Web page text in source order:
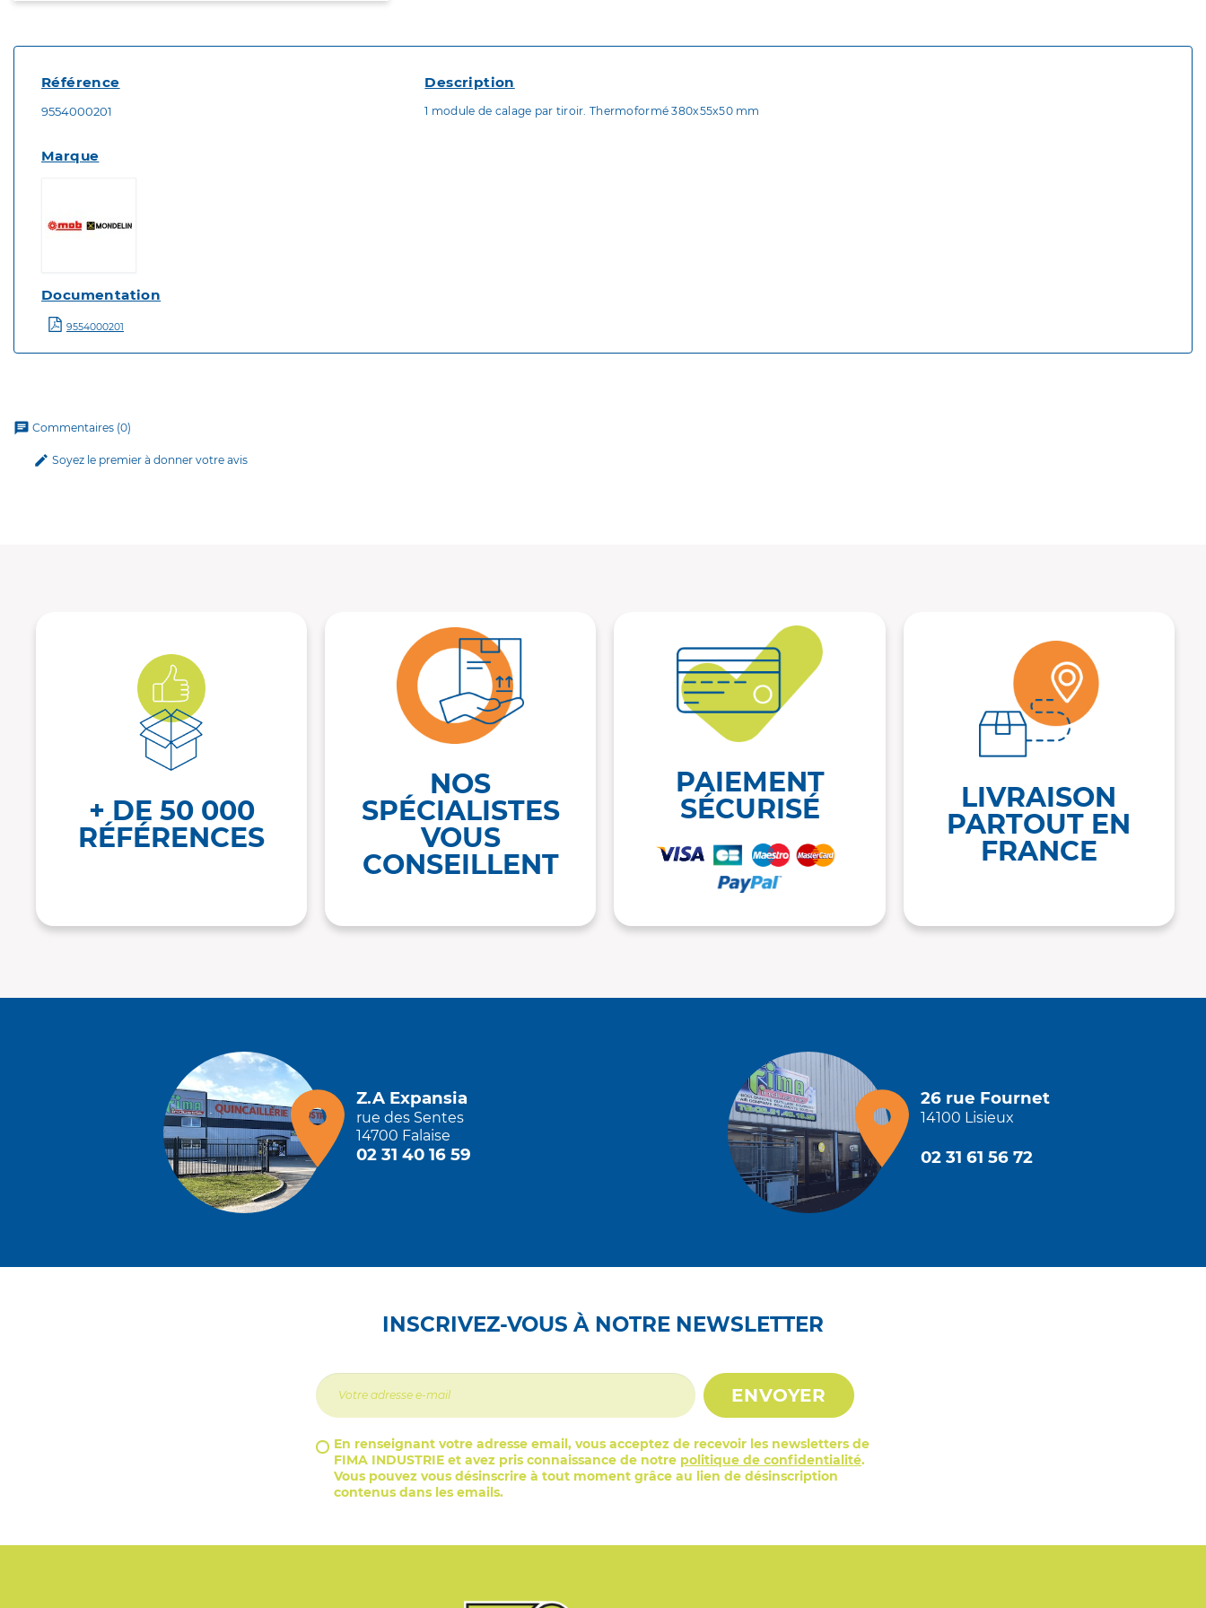
Description
1 module de calage par tiroir. Thermoformé 380x55x50 mm
Référence
9554000201
Marque
Documentation
9554000201
chat Commentaires (0)
edit Soyez le premier à donner votre avis
+ DE 50 000
RÉFÉRENCES
NOS
SPÉCIALISTES
VOUS
CONSEILLENT
PAIEMENT
SÉCURISÉ
LIVRAISON
PARTOUT EN
FRANCE
Z.A Expansia
rue des Sentes
14700 Falaise
02 31 40 16 59
26 rue Fournet
14100 Lisieux
02 31 61 56 72
INSCRIVEZ-VOUS À NOTRE NEWSLETTER
ENVOYER
En renseignant votre adresse email, vous acceptez de recevoir les newsletters de
FIMA INDUSTRIE et avez pris connaissance de notre politique de confidentialité.
Vous pouvez vous désinscrire à tout moment grâce au lien de désinscription
contenus dans les emails.